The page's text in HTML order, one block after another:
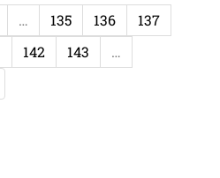
… 135 136
137
142 143
…